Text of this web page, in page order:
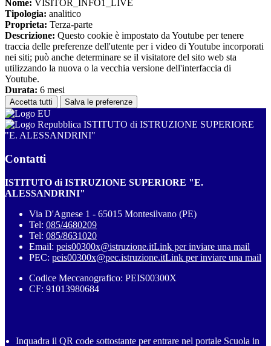
Nome: VISITOR_INFO1_LIVE
Tipologia: analitico
Proprieta: Terza-parte
Descrizione: Questo cookie è impostato da Youtube per tenere
traccia delle preferenze dell'utente per i video di Youtube incorporati
nei siti; può anche determinare se il visitatore del sito web sta
utilizzando la nuova o la vecchia versione dell'interfaccia di
Youtube.
Durata: 6 mesi
Accetta tutti Salva le preferenze
ISTITUTO di ISTRUZIONE SUPERIORE
"E. ALESSANDRINI"
Contatti
ISTITUTO di ISTRUZIONE SUPERIORE "E.
ALESSANDRINI"
Via D'Agnese 1 - 65015 Montesilvano (PE)
Tel: 085/4680209
Tel: 085/8631020
Email: peis00300x@istruzione.itLink per inviare una mail
PEC: peis00300x@pec.istruzione.itLink per inviare una mail
Codice Meccanografico: PEIS00300X
CF: 91013980684
Inquadra il QR code sottostante per entrare nel portale Scuola in